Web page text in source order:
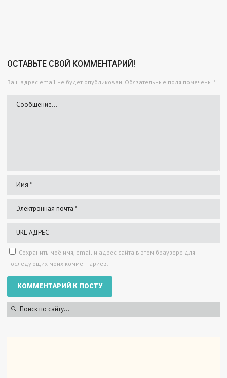
ОСТАВЬТЕ СВОЙ КОММЕНТАРИЙ!
Ваш адрес email не будет опубликован. Обязательные поля помечены *
Сохранить моё имя, email и адрес сайта в этом браузере для
последующих моих комментариев.